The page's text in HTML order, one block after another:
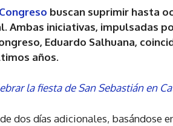
Congreso buscan suprimir hasta
Ambas iniciativas, impulsadas
Eduardo Salhuana,
años.
la fiesta de San Sebastián en
dos días adicionales, basándose